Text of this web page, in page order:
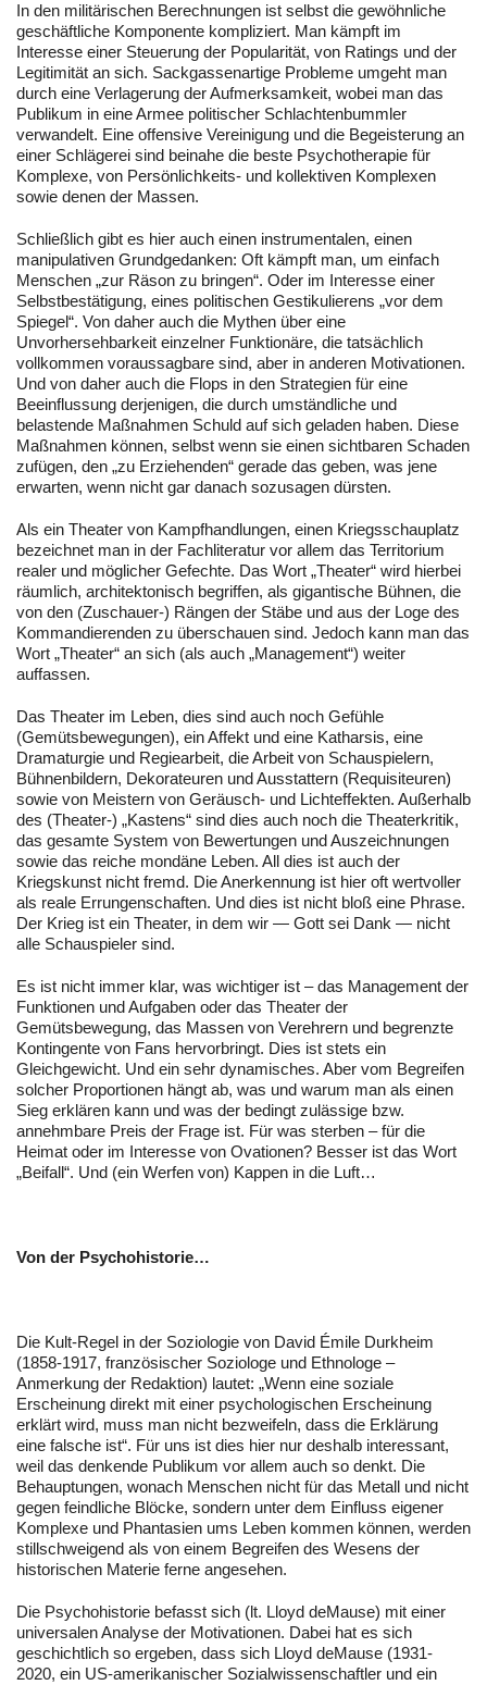
In den militärischen Berechnungen ist selbst die gewöhnliche
geschäftliche Komponente kompliziert. Man kämpft im
Interesse einer Steuerung der Popularität, von Ratings und der
Legitimität an sich. Sackgassenartige Probleme umgeht man
durch eine Verlagerung der Aufmerksamkeit, wobei man das
Publikum in eine Armee politischer Schlachtenbummler
verwandelt. Eine offensive Vereinigung und die Begeisterung an
einer Schlägerei sind beinahe die beste Psychotherapie für
Komplexe, von Persönlichkeits- und kollektiven Komplexen
sowie denen der Massen.
Schließlich gibt es hier auch einen instrumentalen, einen
manipulativen Grundgedanken: Oft kämpft man, um einfach
Menschen „zur Räson zu bringen“. Oder im Interesse einer
Selbstbestätigung, eines politischen Gestikulierens „vor dem
Spiegel“. Von daher auch die Mythen über eine
Unvorhersehbarkeit einzelner Funktionäre, die tatsächlich
vollkommen voraussagbare sind, aber in anderen Motivationen.
Und von daher auch die Flops in den Strategien für eine
Beeinflussung derjenigen, die durch umständliche und
belastende Maßnahmen Schuld auf sich geladen haben. Diese
Maßnahmen können, selbst wenn sie einen sichtbaren Schaden
zufügen, den „zu Erziehenden“ gerade das geben, was jene
erwarten, wenn nicht gar danach sozusagen dürsten.
Als ein Theater von Kampfhandlungen, einen Kriegsschauplatz
bezeichnet man in der Fachliteratur vor allem das Territorium
realer und möglicher Gefechte. Das Wort „Theater“ wird hierbei
räumlich, architektonisch begriffen, als gigantische Bühnen, die
von den (Zuschauer-) Rängen der Stäbe und aus der Loge des
Kommandierenden zu überschauen sind. Jedoch kann man das
Wort „Theater“ an sich (als auch „Management“) weiter
auffassen.
Das Theater im Leben, dies sind auch noch Gefühle
(Gemütsbewegungen), ein Affekt und eine Katharsis, eine
Dramaturgie und Regiearbeit, die Arbeit von Schauspielern,
Bühnenbildern, Dekorateuren und Ausstattern (Requisiteuren)
sowie von Meistern von Geräusch- und Lichteffekten. Außerhalb
des (Theater-) „Kastens“ sind dies auch noch die Theaterkritik,
das gesamte System von Bewertungen und Auszeichnungen
sowie das reiche mondäne Leben. All dies ist auch der
Kriegskunst nicht fremd. Die Anerkennung ist hier oft wertvoller
als reale Errungenschaften. Und dies ist nicht bloß eine Phrase.
Der Krieg ist ein Theater, in dem wir — Gott sei Dank — nicht
alle Schauspieler sind.
Es ist nicht immer klar, was wichtiger ist – das Management der
Funktionen und Aufgaben oder das Theater der
Gemütsbewegung, das Massen von Verehrern und begrenzte
Kontingente von Fans hervorbringt. Dies ist stets ein
Gleichgewicht. Und ein sehr dynamisches. Aber vom Begreifen
solcher Proportionen hängt ab, was und warum man als einen
Sieg erklären kann und was der bedingt zulässige bzw.
annehmbare Preis der Frage ist. Für was sterben – für die
Heimat oder im Interesse von Ovationen? Besser ist das Wort
„Beifall“. Und (ein Werfen von) Kappen in die Luft…
Von der Psychohistorie…
Die Kult-Regel in der Soziologie von David Émile Durkheim
(1858-1917, französischer Soziologe und Ethnologe –
Anmerkung der Redaktion) lautet: „Wenn eine soziale
Erscheinung direkt mit einer psychologischen Erscheinung
erklärt wird, muss man nicht bezweifeln, dass die Erklärung
eine falsche ist“. Für uns ist dies hier nur deshalb interessant,
weil das denkende Publikum vor allem auch so denkt. Die
Behauptungen, wonach Menschen nicht für das Metall und nicht
gegen feindliche Blöcke, sondern unter dem Einfluss eigener
Komplexe und Phantasien ums Leben kommen können, werden
stillschweigend als von einem Begreifen des Wesens der
historischen Materie ferne angesehen.
Die Psychohistorie befasst sich (lt. Lloyd deMause) mit einer
universalen Analyse der Motivationen. Dabei hat es sich
geschichtlich so ergeben, dass sich Lloyd deMause (1931-
2020, ein US-amerikanischer Sozialwissenschaftler und ein